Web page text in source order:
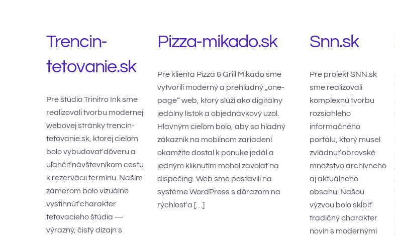
Trencin-
tetovanie.sk
Pre štúdio Trinitro Ink sme
realizovali tvorbu modernej
webovej stránky trencin-
tetovanie.sk, ktorej cieľom
bolo vybudovať dôveru a
uľahčiť návštevníkom cestu
k rezervácii termínu. Naším
zámerom bolo vizuálne
vystihnúť charakter
tetovacieho štúdia —
výrazný, čistý dizajn s
Pizza-mikado.sk
Pre klienta Pizza & Grill Mikado sme
vytvorili moderný a prehľadný „one-
page“ web, ktorý slúži ako digitálny
jedálny lístok a objednávkový uzol.
Hlavným cieľom bolo, aby sa hladný
zákazník na mobilnom zariadení
okamžite dostal k ponuke jedál a
jedným kliknutím mohol zavolať na
dispečing. Web sme postavili na
systéme WordPress s dôrazom na
rýchlosť a […]
Snn.sk
Pre projekt SNN.sk
sme realizovali
komplexnú tvorbu
rozsiahleho
informačného
portálu, ktorý musel
zvládnuť obrovské
množstvo archívneho
aj aktuálneho
obsahu. Našou
výzvou bolo skĺbiť
tradičný charakter
novín s modernými